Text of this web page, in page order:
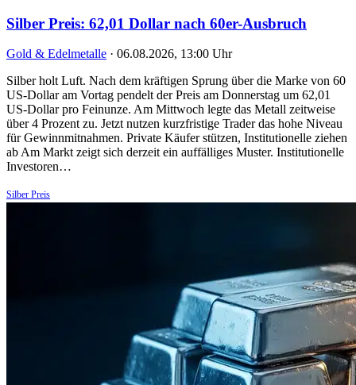
Silber Preis: 62,01 Dollar nach 60er-Ausbruch
Gold & Edelmetalle · 06.08.2026, 13:00 Uhr
Silber holt Luft. Nach dem kräftigen Sprung über die Marke von 60
US-Dollar am Vortag pendelt der Preis am Donnerstag um 62,01
US-Dollar pro Feinunze. Am Mittwoch legte das Metall zeitweise
über 4 Prozent zu. Jetzt nutzen kurzfristige Trader das hohe Niveau
für Gewinnmitnahmen. Private Käufer stützen, Institutionelle ziehen
ab Am Markt zeigt sich derzeit ein auffälliges Muster. Institutionelle
Investoren…
Silber Preis